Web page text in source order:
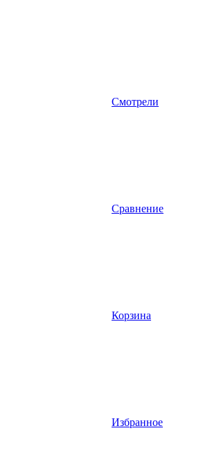
Смотрели
Сравнение
Корзина
Избранное